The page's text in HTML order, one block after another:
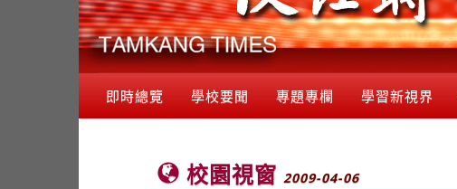
即時總覽 學校要聞 專題專欄 學習新視界
校園視窗 2009-04-06